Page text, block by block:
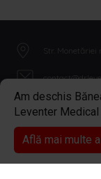
Str. Monetăriei
0374 415 744
Am deschis
Leventer Medical
Află mai multe